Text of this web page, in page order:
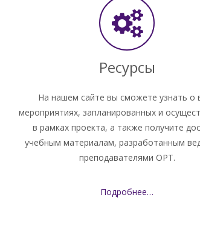
Ресурсы
На нашем сайте вы сможете узнать о
мероприятиях, запланированных и
в рамках проекта, а также получите
учебным материалам, разработанным
преподавателями ОРТ.
Подробнее…